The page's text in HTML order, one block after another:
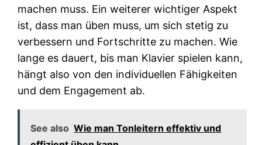
machen muss. Ein weiterer wichtiger Aspekt
ist, dass man üben muss, um sich stetig zu
verbessern und Fortschritte zu machen. Wie
lange es dauert, bis man Klavier spielen kann,
hängt also von den individuellen Fähigkeiten
und dem Engagement ab.
See also Wie man Tonleitern effektiv und